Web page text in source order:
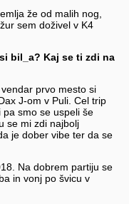
že od malih nog,
sem doživel v K4
bil_a? Kaj se ti zdi na
prvo mesto si
J-om v Puli. Cel trip
smo se uspeli še
se mi zdi najbolj
je dober vibe ter da se
Na dobrem partiju se
in vonj po švicu v